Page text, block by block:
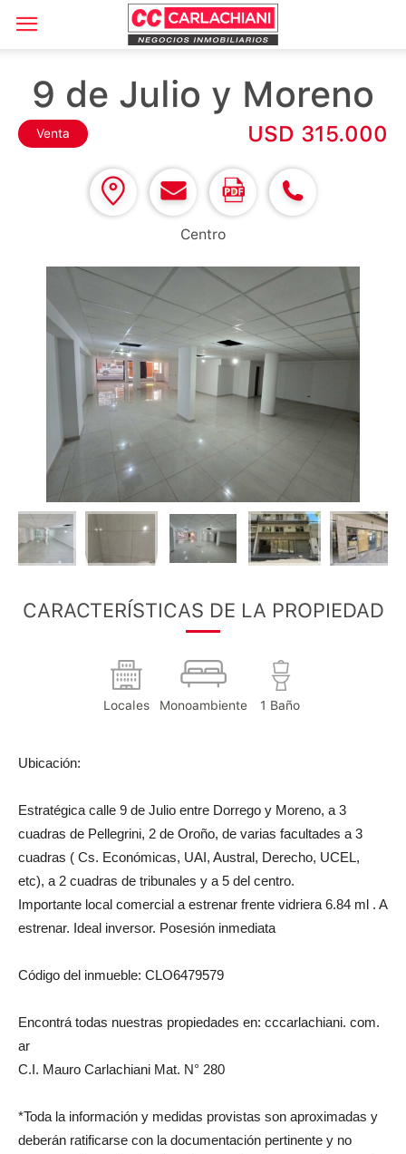
9 de Julio y Moreno
Venta USD 315.000
Centro
CARACTERÍSTICAS DE LA PROPIEDAD
Locales Monoambiente 1 Baño
Ubicación:
Estratégica calle 9 de Julio entre Dorrego y Moreno, a 3
cuadras de Pellegrini, 2 de Oroño, de varias facultades a 3
cuadras ( Cs. Económicas, UAI, Austral, Derecho, UCEL,
etc), a 2 cuadras de tribunales y a 5 del centro.
Importante local comercial a estrenar frente vidriera 6.84 ml . A
estrenar. Ideal inversor. Posesión inmediata
Código del inmueble: CLO6479579
Encontrá todas nuestras propiedades en: cccarlachiani. com.
ar
C.I. Mauro Carlachiani Mat. N° 280
*Toda la información y medidas provistas son aproximadas y
deberán ratificarse con la documentación pertinente y no